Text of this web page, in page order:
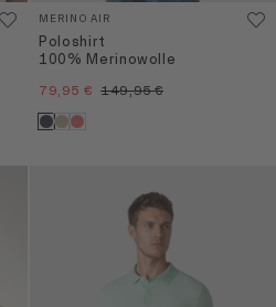
MERINO AIR
Poloshirt
100% Merinowolle
79,95 € 149,95 €